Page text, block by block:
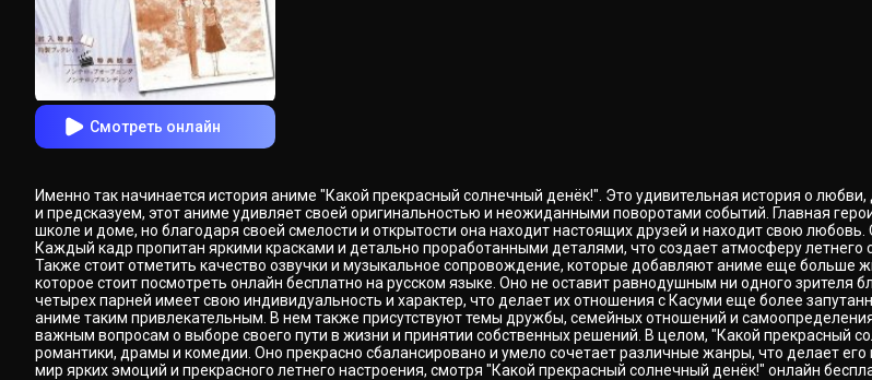
Смотреть онлайн
Именно так начинается история аниме "Какой прекрасный солнечный денёк!". Это удивительная история о
и предсказуем, этот аниме удивляет своей оригинальностью и неожиданными поворотами событий. Главная
школе и доме, но благодаря своей смелости и открытости она находит настоящих друзей и находит свою
Каждый кадр пропитан яркими красками и детально проработанными деталями, что создает атмосферу
Также стоит отметить качество озвучки и музыкальное сопровождение, которые добавляют аниме еще больше
которое стоит посмотреть онлайн бесплатно на русском языке. Оно не оставит равнодушным ни одного
четырех парней имеет свою индивидуальность и характер, что делает их отношения с Касуми еще более
аниме таким привлекательным. В нем также присутствуют темы дружбы, семейных отношений и
важным вопросам о выборе своего пути в жизни и принятии собственных решений. В целом, "Какой прекрасный
романтики, драмы и комедии. Оно прекрасно сбалансировано и умело сочетает различные жанры, что делает
мир ярких эмоций и прекрасного летнего настроения, смотря "Какой прекрасный солнечный денёк!" онлайн